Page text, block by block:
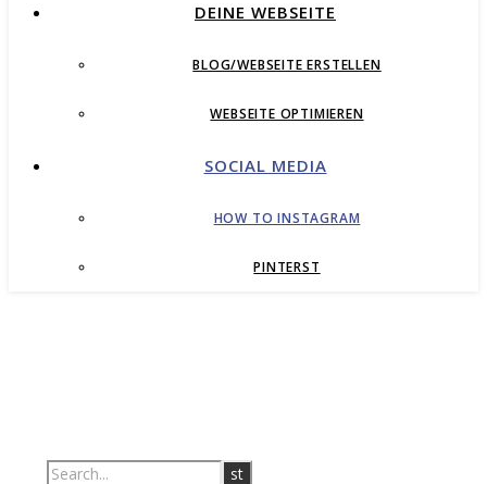
DEINE WEBSEITE
BLOG/WEBSEITE ERSTELLEN
WEBSEITE OPTIMIEREN
SOCIAL MEDIA
HOW TO INSTAGRAM
PINTERST